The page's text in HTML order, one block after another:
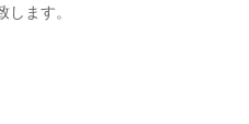
ます。